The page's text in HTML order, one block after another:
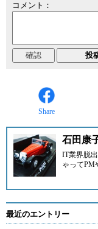
コメント：
Share
石田康
IT業界脱
ゃってPM
最近のエントリー